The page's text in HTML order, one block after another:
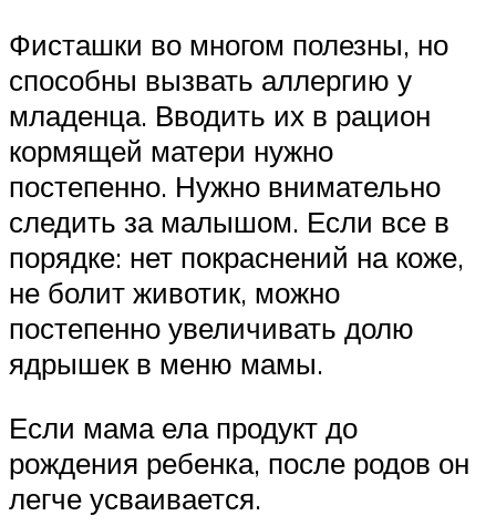
Фисташки во многом полезны, но
способны вызвать аллергию у
младенца. Вводить их в рацион
кормящей матери нужно
постепенно. Нужно внимательно
следить за малышом. Если все в
порядке: нет покраснений на коже,
не болит животик, можно
постепенно увеличивать долю
ядрышек в меню мамы.
Если мама ела продукт до
рождения ребенка, после родов он
легче усваивается.